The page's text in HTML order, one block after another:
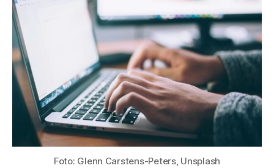
Foto: Glenn Carstens-Peters, Unsplash